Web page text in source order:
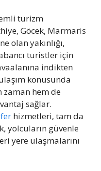
turizm
Göcek, Marmaris
olan yakınlığı,
turistler için
indikten
konusunda
hem de
sağlar.
hizmetleri, tam da
yolcuların güvenle
yere ulaşmalarını